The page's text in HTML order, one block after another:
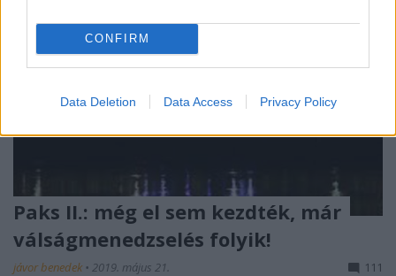
CONFIRM
Data Deletion Data Access Privacy Policy
Paks II.: még el sem kezdték, már
válságmenedzselés folyik!
jávor benedek • 2019. május 21. 111